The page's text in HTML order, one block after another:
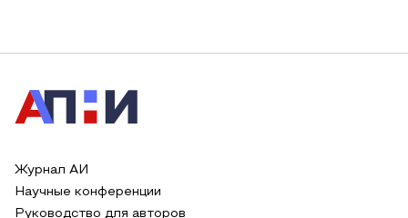
Журнал АИ
Научные конференции
Руководство для авторов